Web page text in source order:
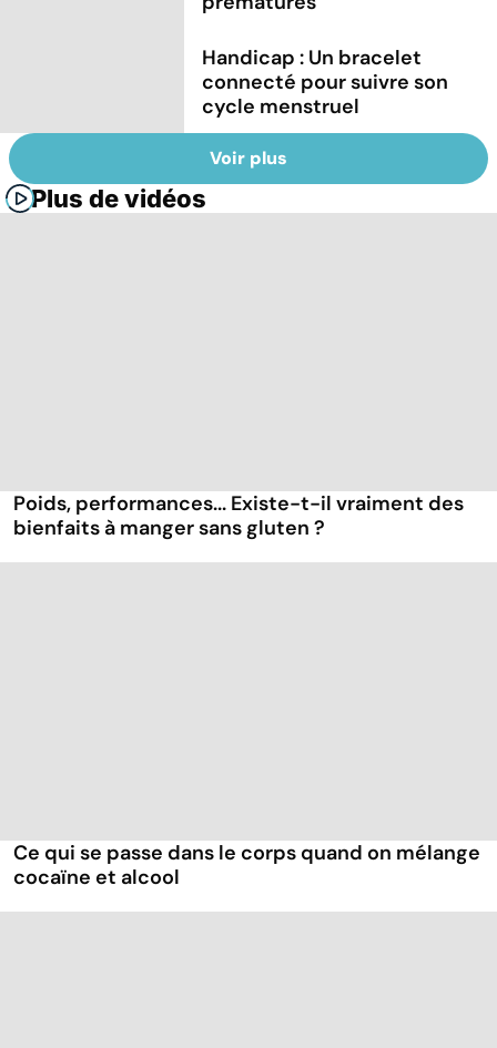
Handicap : Un bracelet
connecté pour suivre son
cycle menstruel
Voir plus
Plus de vidéos
Poids, performances... Existe-t-il vraiment des
bienfaits à manger sans gluten ?
Ce qui se passe dans le corps quand on mélange
cocaïne et alcool